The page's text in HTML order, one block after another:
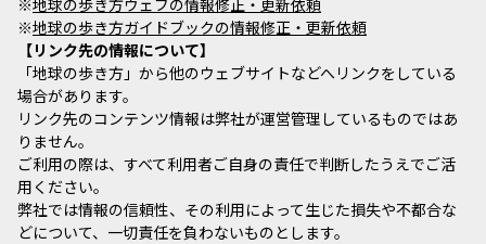
※地球の歩き方ガイドブックの情報修正・更新依頼
リンク先の情報について
「地球の歩き方」から他のウェブサイトなどへリンクをしている
場合があります。
リンク先のコンテンツ情報は弊社が運営管理しているものではあ
りません。
ご利用の際は、すべて利用者ご自身の責任で判断したうえでご活
用ください。
弊社では情報の信頼性、その利用によって生じた損失や不都合な
どについて、一切責任を負わないものとします。